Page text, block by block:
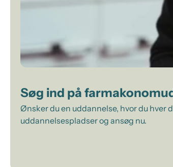
Søg ind på
Ønsker du en uddannelse, hvor du hver
uddannelsespladser og ansøg nu.